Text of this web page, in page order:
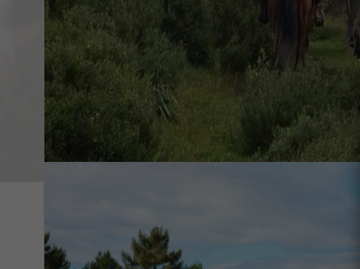
área protegida mientras recorren
cuenta con paisajes impresionantes,
ofrece la oportunidad de observar la
una conexión única con la naturaleza y
región montañosa de Guadarrama, todo